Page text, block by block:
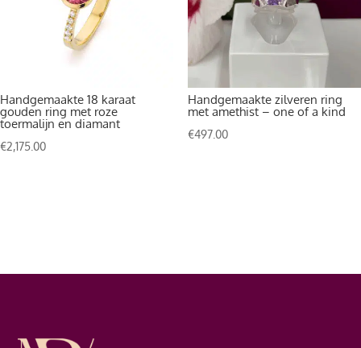
Handgemaakte 18 karaat
gouden ring met roze
toermalijn en diamant
€2,175.00
Handgemaakte zilveren ring
met amethist – one of a kind
€497.00